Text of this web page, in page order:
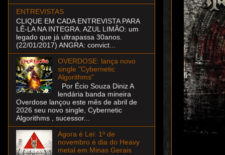
ENTREVISTAS
CLIQUE EM CADA ENTREVISTA PARA
LÊ-LA NA INTEGRA. AZUL LIMÃO: um
legado que já ultrapassa 30anos.
(22/01/2017) ANGRA: convict...
OVERDOSE: lança novo
single "Cybernetic
Algorithms"
Por Écio Souza Diniz A
lendária banda mineira
Overdose lançou este mês de abril de
2026 seu novo single, Cybernetic
Algorithms , sucessor...
Agora é Lei: 1º de
novembro é dia do Heavy
metal em Minas Gerais